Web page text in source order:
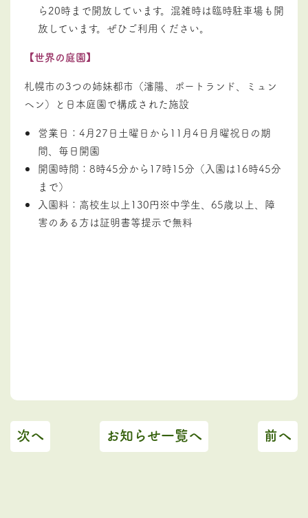
ら20時まで開放しています。混雑時は臨時駐車場も開
放しています。ぜひご利用ください。
【世界の庭園】
札幌市の3つの姉妹都市（瀋陽、ポートランド、ミュン
ヘン）と日本庭園で構成された施設
営業日：4月27日土曜日から11月4日月曜祝日の期
間、毎日開園
開園時間：8時45分から17時15分（入園は16時45分
まで）
入園料：高校生以上130円※中学生、65歳以上、障
害のある方は証明書等提示で無料
次へ お知らせ一覧へ 前へ